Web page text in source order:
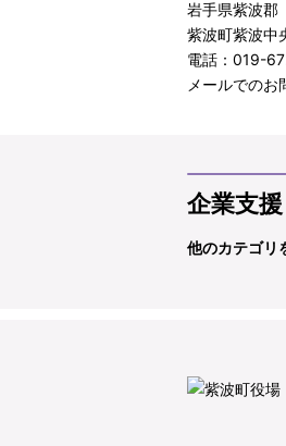
岩手県紫波郡
紫波町紫波中
電話：019-
メールでのお
企業支
他のカテゴリ